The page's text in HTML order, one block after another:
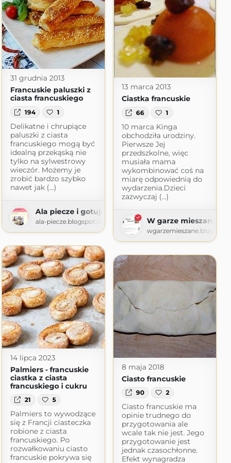
31 grudnia 2013
Francuskie paluszki z
ciasta francuskiego
194 1
Delikatne i chrupiące
paluszki z ciasta
francuskiego mogą być
idealną przekąską nie
tylko na sylwestrowy
wieczór. Możemy je
zrobić bardzo szybko
nawet jak (...)
Ala piecze i gotuje
ala-piecze.blogspot.com
13 marca 2013
Ciastka francuskie
66 1
10 marca Kinga
obchodziła urodziny.
Pierwsze Jej
przedszkolne, więc
musiała mama
wykombinować coś na
miarę odpowiednią do
wydarzenia.Dzieci
zazwyczaj (...)
W garze mieszane
14 lipca 2023
Palmiers - francuskie
ciastka z ciasta
francuskiego i cukru
21 5
Palmiers to wywodzące
się z Francji ciasteczka
robione z ciasta
francuskiego. Po
rozwałkowaniu ciasto
francuskie pokrywa się
8 maja 2018
Ciasto francuskie
90 2
Ciasto francuskie ma
opinie trudnego do
przygotowania ale
wcale tak nie jest. Jego
przygotowanie jest
jednak czasochłonne.
Efekt wynagradza